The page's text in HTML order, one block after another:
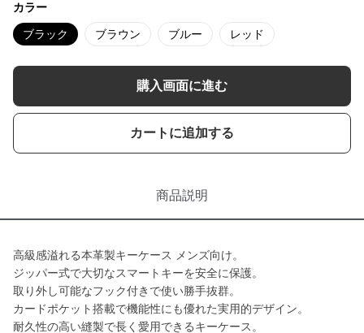
カラー
ブラック ブラウン ブルー レッド
購入画面に進む
カートに追加する
商品説明
高級感溢れる本革製キーケース メンズ向け。
ジッパー式で大切なスマートキーを安全に保護。
取り外し可能なフック付きで使い勝手抜群。
カードポケット搭載で機能性にも優れた実用的デザイン。
耐久性の高い縫製で長く愛用できるキーケース。